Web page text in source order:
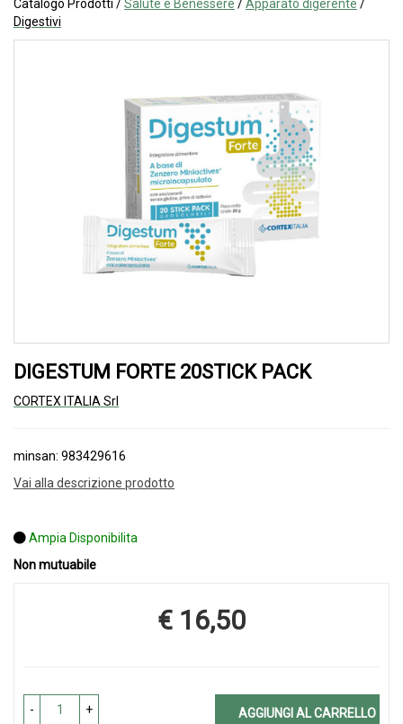
Catalogo Prodotti /Salute e Benessere /Apparato digerente /
Digestivi
DIGESTUM FORTE 20STICK PACK
CORTEX ITALIA Srl
minsan: 983429616
Vai alla descrizione prodotto
Ampia Disponibilita
Non mutuabile
Prezzo
€ 16,50
- + AGGIUNGI AL CARRELLO